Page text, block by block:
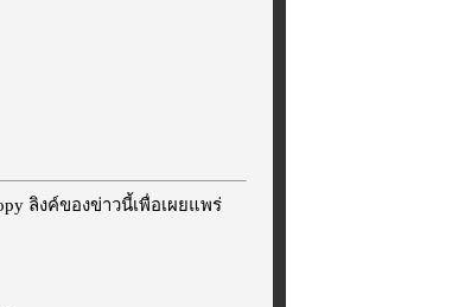
ลิงค์ของข่าวนี้เพื่อเผยแพร่